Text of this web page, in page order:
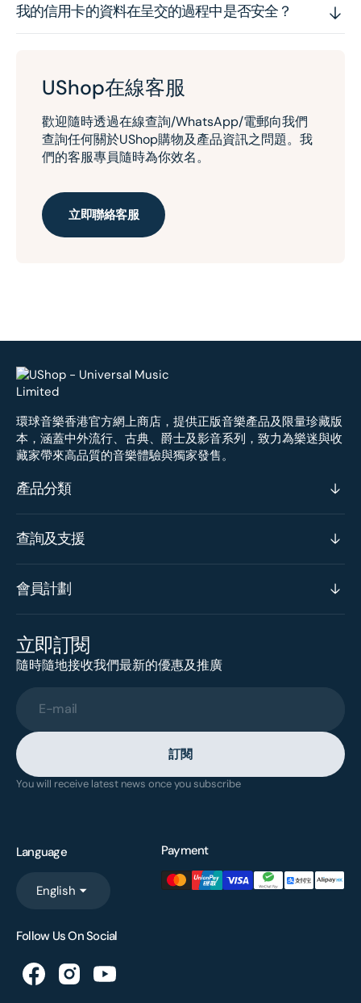
我的信用卡的資料在呈交的過程中是否安全？
UShop在線客服
歡迎隨時透過在線查詢/WhatsApp/電郵向我們
查詢任何關於UShop購物及產品資訊之問題。我
們的客服專員隨時為你效名。
立即聯絡客服
環球音樂香港官方網上商店，提供正版音樂產品及限量珍藏版
本，涵蓋中外流行、古典、爵士及影音系列，致力為樂迷與收
藏家帶來高品質的音樂體驗與獨家發售。
產品分類
查詢及支援
會員計劃
立即訂閱
隨時隨地接收我們最新的優惠及推廣
E-mail
訂閱
You will receive latest news once you subscribe
Language
English
Payment
Follow Us On Social